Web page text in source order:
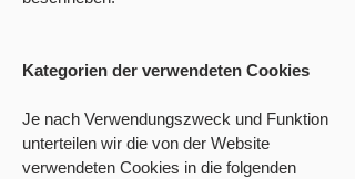
Kategorien der verwendeten Cookies
Je nach Verwendungszweck und Funktion
unterteilen wir die von der Website
verwendeten Cookies in die folgenden